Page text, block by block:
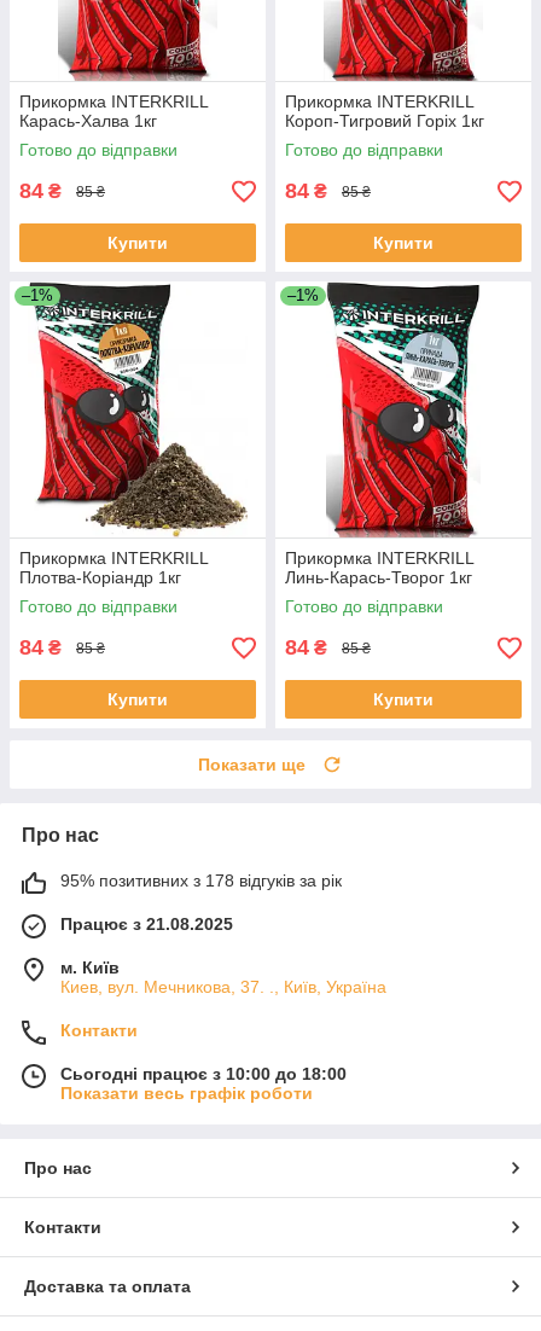
Прикормка INTERKRILL
Карась-Халва 1кг
Готово до відправки
84 ₴ 85 ₴
Купити
Прикормка INTERKRILL
Короп-Тигровий Горіх 1кг
Готово до відправки
84 ₴ 85 ₴
Купити
–1%
Прикормка INTERKRILL
Плотва-Коріандр 1кг
Готово до відправки
84 ₴ 85 ₴
Купити
–1%
Прикормка INTERKRILL
Линь-Карась-Творог 1кг
Готово до відправки
84 ₴ 85 ₴
Купити
Показати ще
Про нас
95% позитивних з 178 відгуків за рік
Працює з 21.08.2025
м. Київ
Киев, вул. Мечникова, 37. ., Київ, Україна
Контакти
Сьогодні працює з 10:00 до 18:00
Показати весь графік роботи
Про нас
Контакти
Доставка та оплата